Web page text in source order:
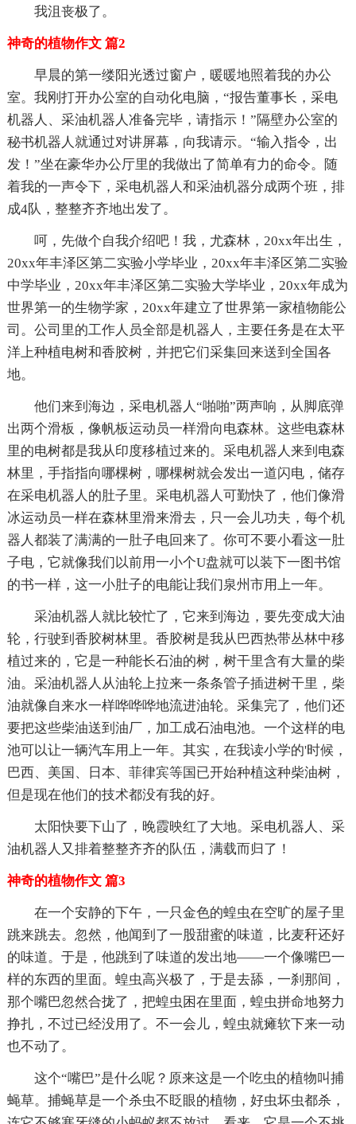
我沮丧极了。
神奇的植物作文 篇2
早晨的第一缕阳光透过窗户，暖暖地照着我的办公
室。我刚打开办公室的自动化电脑，“报告董事长，采电
机器人、采油机器人准备完毕，请指示！”隔壁办公室的
秘书机器人就通过对讲屏幕，向我请示。“输入指令，出
发！”坐在豪华办公厅里的我做出了简单有力的命令。随
着我的一声令下，采电机器人和采油机器分成两个班，排
成4队，整整齐齐地出发了。
呵，先做个自我介绍吧！我，尤森林，20xx年出生，
20xx年丰泽区第二实验小学毕业，20xx年丰泽区第二实验
中学毕业，20xx年丰泽区第二实验大学毕业，20xx年成为
世界第一的生物学家，20xx年建立了世界第一家植物能公
司。公司里的工作人员全部是机器人，主要任务是在太平
洋上种植电树和香胶树，并把它们采集回来送到全国各
地。
他们来到海边，采电机器人“啪啪”两声响，从脚底弹
出两个滑板，像帆板运动员一样滑向电森林。这些电森林
里的电树都是我从印度移植过来的。采电机器人来到电森
林里，手指指向哪棵树，哪棵树就会发出一道闪电，储存
在采电机器人的肚子里。采电机器人可勤快了，他们像滑
冰运动员一样在森林里滑来滑去，只一会儿功夫，每个机
器人都装了满满的一肚子电回来了。你可不要小看这一肚
子电，它就像我们以前用一小个U盘就可以装下一图书馆
的书一样，这一小肚子的电能让我们泉州市用上一年。
采油机器人就比较忙了，它来到海边，要先变成大油
轮，行驶到香胶树林里。香胶树是我从巴西热带丛林中移
植过来的，它是一种能长石油的树，树干里含有大量的柴
油。采油机器人从油轮上拉来一条条管子插进树干里，柴
油就像自来水一样哗哗哗地流进油轮。采集完了，他们还
要把这些柴油送到油厂，加工成石油电池。一个这样的电
池可以让一辆汽车用上一年。其实，在我读小学的'时候，
巴西、美国、日本、菲律宾等国已开始种植这种柴油树，
但是现在他们的技术都没有我的好。
太阳快要下山了，晚霞映红了大地。采电机器人、采
油机器人又排着整整齐齐的队伍，满载而归了！
神奇的植物作文 篇3
在一个安静的下午，一只金色的蝗虫在空旷的屋子里
跳来跳去。忽然，他闻到了一股甜蜜的味道，比麦秆还好
的味道。于是，他跳到了味道的发出地——一个像嘴巴一
样的东西的里面。蝗虫高兴极了，于是去舔，一刹那间，
那个嘴巴忽然合拢了，把蝗虫困在里面，蝗虫拼命地努力
挣扎，不过已经没用了。不一会儿，蝗虫就瘫软下来一动
也不动了。
这个“嘴巴”是什么呢？原来这是一个吃虫的植物叫捕
蝇草。捕蝇草是一个杀虫不眨眼的植物，好虫坏虫都杀，